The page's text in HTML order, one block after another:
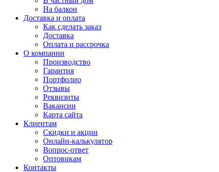
На балкон
Доставка и оплата
Как сделать заказ
Доставка
Оплата и рассрочка
О компании
Производство
Гарантия
Портфолио
Отзывы
Реквизиты
Вакансии
Карта сайта
Клиентам
Скидки и акции
Онлайн-калькулятор
Вопрос-ответ
Оптовикам
Контакты